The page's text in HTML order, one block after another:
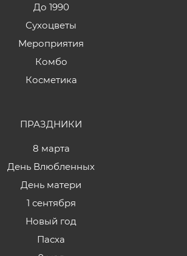
До 1990
Сухоцветы
Мероприятия
Комбо
Косметика
ПРАЗДНИКИ
8 марта
День Влюбленных
День матери
1 сентября
Новый год
Пасха